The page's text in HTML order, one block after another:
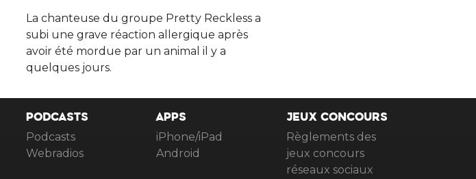
La chanteuse du groupe Pretty Reckless a
subi une grave réaction allergique après
avoir été mordue par un animal il y a
quelques jours.
PODCASTS
Podcasts
Webradios
APPS
iPhone/iPad
Android
JEUX CONCOURS
Règlements des
jeux concours
réseaux sociaux